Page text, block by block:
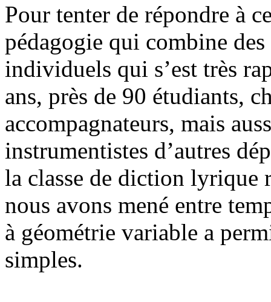
Pour tenter de répondre à
pédagogie qui combine
individuels qui s’est très
ans, près de 90 étudiants,
accompagnateurs, mais
instrumentistes d’autres
la classe de diction lyrique
nous avons mené entre
à géométrie variable a
simples.